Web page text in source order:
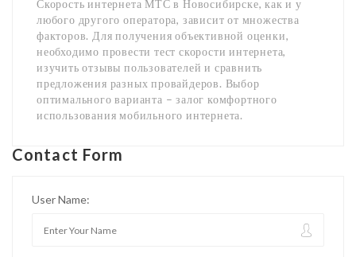
Скорость интернета МТС в Новосибирске, как и у
любого другого оператора, зависит от множества
факторов. Для получения объективной оценки,
необходимо провести тест скорости интернета,
изучить отзывы пользователей и сравнить
предложения разных провайдеров. Выбор
оптимального варианта – залог комфортного
использования мобильного интернета.
Contact Form
User Name: